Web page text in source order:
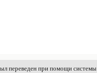
переведен при помощи системы